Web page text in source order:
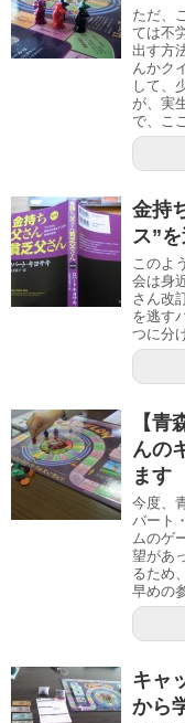
ただ、
ては不
出す 方
んかク
して、
が、実
で、こ
金持
ス”
このよ
会は身
さん改
を逃す
つに分
【
んの
ます
今度、
バート
ムのゲ
望があ
るため
早めの
キャ
から